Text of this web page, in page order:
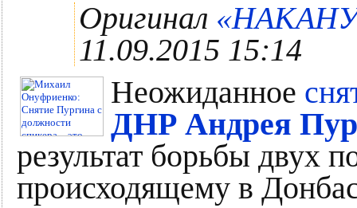
Оригинал
11.09.2015 15:14
Неожиданное
ДНР Андрея
результат борьбы двух
происходящему в